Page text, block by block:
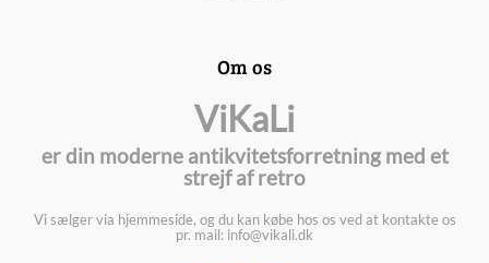
Om os
ViKaLi
er din moderne antikvitetsforretning med et
strejf af retro
Vi sælger via hjemmeside, og du kan købe hos os ved at kontakte os
pr. mail: info@vikali.dk